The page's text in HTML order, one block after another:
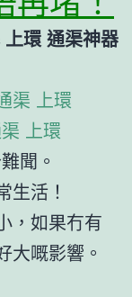
環 通渠神器
渠 上環
上環
聞。
生活！
，如果冇有
大嘅影響。